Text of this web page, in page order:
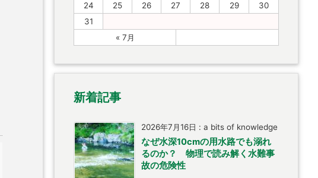
24
25 26 27 28 29
30
31
« 7月
新着記事
2026年7月16日 : a bits of knowledge
なぜ水深10cmの用水路でも溺れ
るのか？ 物理で読み解く水難事
故の危険性